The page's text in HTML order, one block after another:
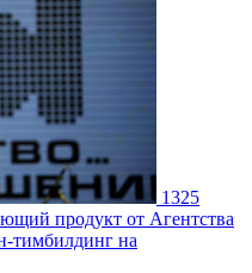
1325
продукт от Агентства
на